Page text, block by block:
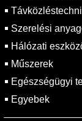
Szerelési
Hálózati
Műszerek
Egészségügyi
Egyebek